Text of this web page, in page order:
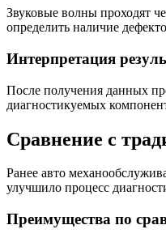
Звуковые волны проходят
определить наличие
Интерпретация
После получения данных
диагностикуемых
Сравнение с
Ранее авто
улучшило процесс
Преимущества по